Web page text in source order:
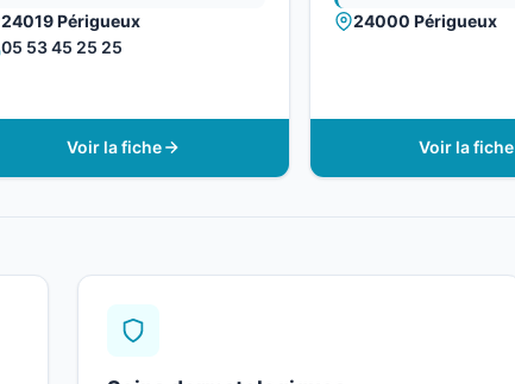
24019 Périgueux
05 53 45 25 25
Voir la fiche
24000 Périgueux
Voir la fiche